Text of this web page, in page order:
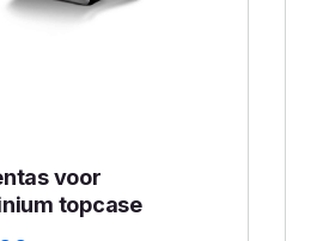
voor
topcase